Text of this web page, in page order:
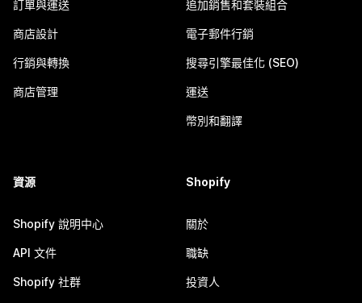
訂單與運送
商店設計
行銷與轉換
商店管理
追加銷售和套裝組合
電子郵件行銷
搜尋引擎最佳化 (SEO)
運送
幣別和翻譯
資源
Shopify 說明中心
API 文件
Shopify 社群
Shopify
關於
職缺
投資人